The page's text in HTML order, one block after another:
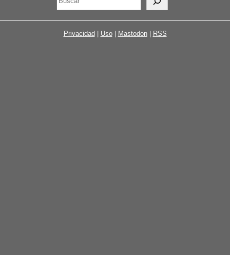
Privacidad Uso| Mastodon| RSS